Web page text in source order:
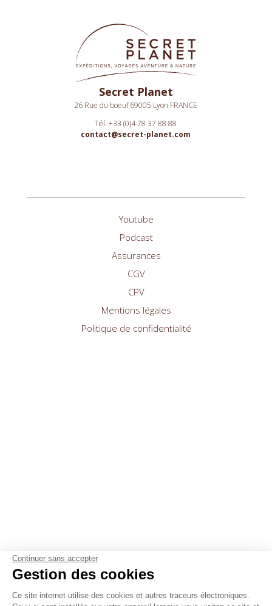
Secret Planet
26 Rue du boeuf 69005 Lyon FRANCE
Tél. +33 (0)4 78 37 88 88
contact@secret-planet.com
Youtube
Podcast
Assurances
CGV
CPV
Mentions légales
Politique de confidentialité
Continuer sans accepter
Gestion des cookies
Ce site internet utilise des cookies et autres traceurs électroniques.